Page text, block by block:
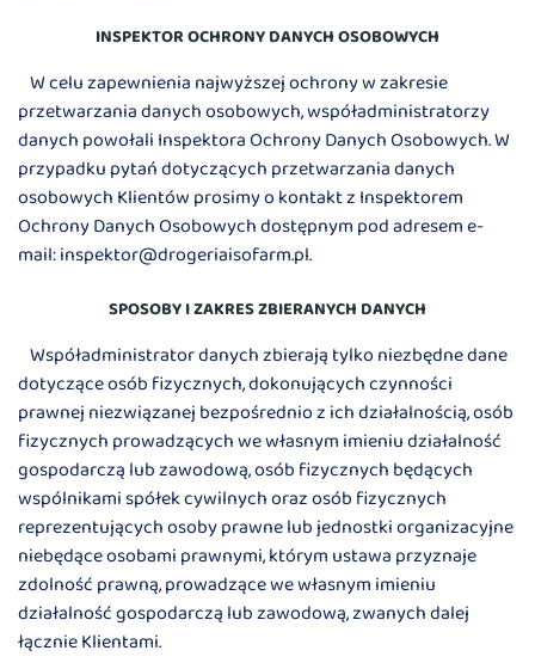
INSPEKTOR OCHRONY DANYCH OSOBOWYCH
W celu zapewnienia najwyższej ochrony w zakresie
przetwarzania danych osobowych, współadministratorzy
danych powołali Inspektora Ochrony Danych Osobowych. W
przypadku pytań dotyczących przetwarzania danych
osobowych Klientów prosimy o kontakt z Inspektorem
Ochrony Danych Osobowych dostępnym pod adresem e-
mail: inspektor@drogeriaisofarm.pl.
SPOSOBY I ZAKRES ZBIERANYCH DANYCH
Współadministrator danych zbierają tylko niezbędne dane
dotyczące osób fizycznych, dokonujących czynności
prawnej niezwiązanej bezpośrednio z ich działalnością, osób
fizycznych prowadzących we własnym imieniu działalność
gospodarczą lub zawodową, osób fizycznych będących
wspólnikami spółek cywilnych oraz osób fizycznych
reprezentujących osoby prawne lub jednostki organizacyjne
niebędące osobami prawnymi, którym ustawa przyznaje
zdolność prawną, prowadzące we własnym imieniu
działalność gospodarczą lub zawodową, zwanych dalej
łącznie Klientami.